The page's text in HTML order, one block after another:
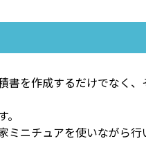
書を作成するだけでなく
ニチュアを使いながら行